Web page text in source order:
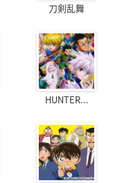
刀剣乱舞
HUNTER...